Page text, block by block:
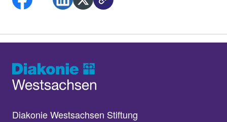
Diakonie Westsachsen Stiftung